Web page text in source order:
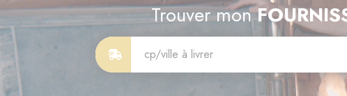
Trouver mon
cp/ville à livrer